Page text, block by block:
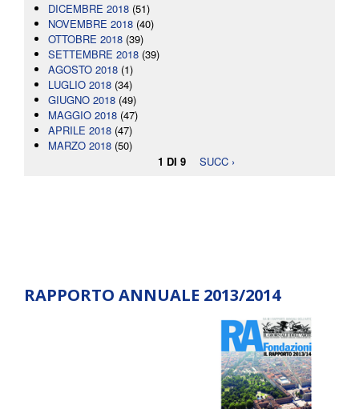
DICEMBRE 2018 (51)
NOVEMBRE 2018 (40)
OTTOBRE 2018 (39)
SETTEMBRE 2018 (39)
AGOSTO 2018 (1)
LUGLIO 2018 (34)
GIUGNO 2018 (49)
MAGGIO 2018 (47)
APRILE 2018 (47)
MARZO 2018 (50)
1 DI 9
SUCC ›
RAPPORTO ANNUALE 2013/2014